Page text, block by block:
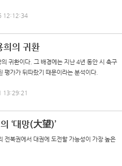
12:12:34
희의 귀환
귀환이다. 그 배경에는 지난 4년 동안 시 축구
평가가 뒤따랐기 때문이라는 분석이다.
13:29:21
‘대망(大望)’
전북권에서 대권에 도전할 가능성이 가장 높은